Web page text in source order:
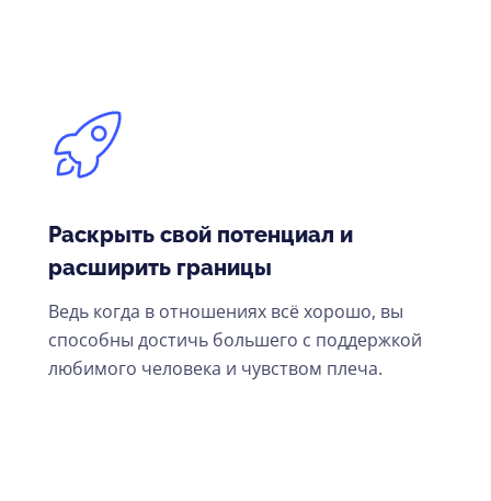
Раскрыть свой потенциал и
расширить границы
Ведь когда в отношениях всё хорошо, вы
способны достичь большего с поддержкой
любимого человека и чувством плеча.